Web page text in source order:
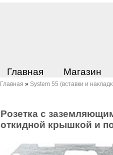
Главная Магазин
Главная » System 55 (вставки и
Pозетка с
откидной кpышкой и